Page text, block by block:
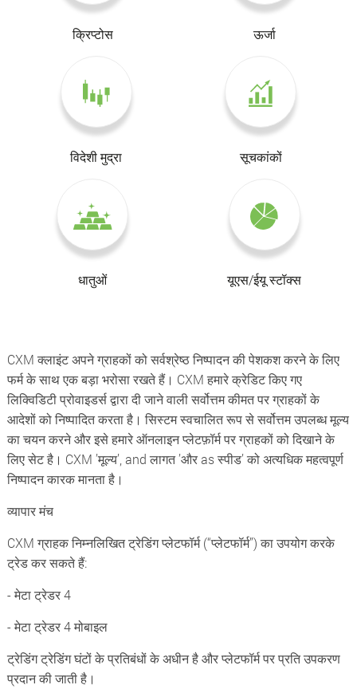
क्रिप्टोस ऊर्जा
विदेशी मुद्रा सूचकांकों
धातुओं यूएस/ईयू स्टॉक्स
CXM क्लाइंट अपने ग्राहकों को सर्वश्रेष्ठ निष्पादन की पेशकश करने के लिए
फर्म के साथ एक बड़ा भरोसा रखते हैं। CXM हमारे क्रेडिट किए गए
लिक्विडिटी प्रोवाइडर्स द्वारा दी जाने वाली सर्वोत्तम कीमत पर ग्राहकों के
आदेशों को निष्पादित करता है। सिस्टम स्वचालित रूप से सर्वोत्तम उपलब्ध मूल्य
का चयन करने और इसे हमारे ऑनलाइन प्लेटफ़ॉर्म पर ग्राहकों को दिखाने के
लिए सेट है। CXM ’मूल्य’, and लागत ’और as स्पीड’ को अत्यधिक महत्वपूर्ण
निष्पादन कारक मानता है।
व्यापार मंच
CXM ग्राहक निम्नलिखित ट्रेडिंग प्लेटफॉर्म (“प्लेटफॉर्म”) का उपयोग करके
ट्रेड कर सकते हैं:
- मेटा ट्रेडर 4
- मेटा ट्रेडर 4 मोबाइल
ट्रेडिंग ट्रेडिंग घंटों के प्रतिबंधों के अधीन है और प्लेटफॉर्म पर प्रति उपकरण
प्रदान की जाती है।